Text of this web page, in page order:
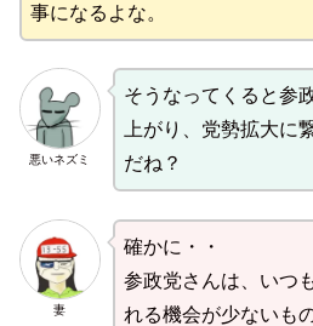
事になるよな。
悪いネズミ
そうなってくると参
上がり、党勢拡大に
だね？
妻
確かに・・
参政党さんは、いつ
れる機会が少ないも